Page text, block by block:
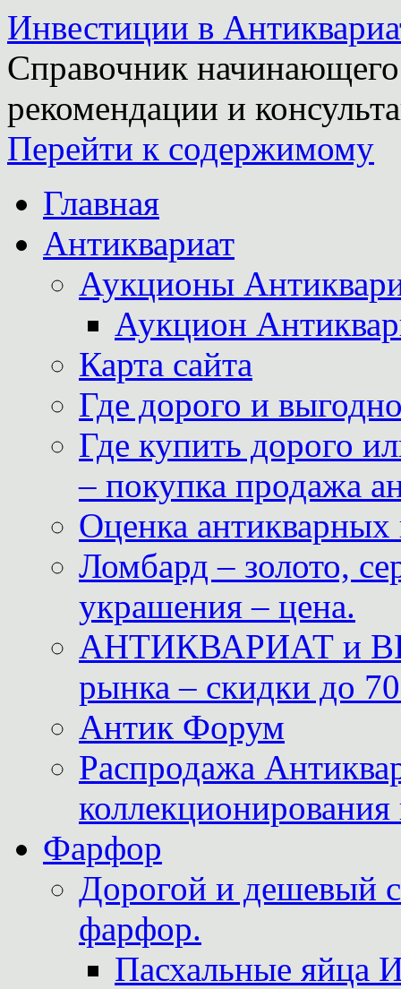
Инвестиции в
Справочник
рекомендации и
Перейти к содержимому
Главная
Антиквариат
Аукционы
Аукцион
Карта сайта
Где дорого и
Где купить дорого
– покупка продажа
Оценка антикварных
Ломбард – золото,
украшения – цена.
АНТИКВАРИАТ и
рынка – скидки до
Антик Форум
Распродажа
Фарфор
Дорогой и дешевый
фарфор.
Пасхальные яйца